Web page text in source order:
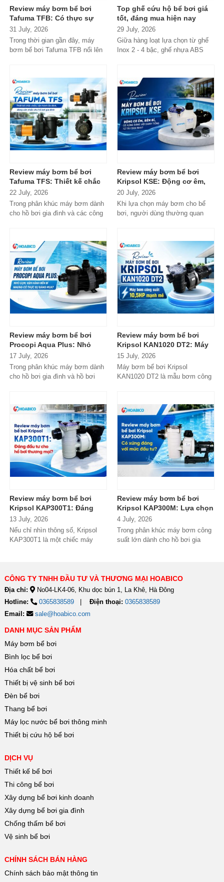
Review máy bơm bể bơi
Tafuma TFB: Có thực sự
đáng mua trong phân khúc
phổ thông?
31 July, 2026
Trong thời gian gần đây, máy
bơm bể bơi Tafuma TFB nổi lên
Top ghế cứu hộ bể bơi giá
tốt, đáng mua hiện nay
29 July, 2026
Giữa hàng loạt lựa chọn từ ghế
Inox 2 - 4 bậc, ghế nhựa ABS
Review máy bơm bể bơi
Tafuma TFS: Thiết kế chắc
chắn, vận hành ổn định,
đáng cân nhắc cho hồ bơi
gia đình
22 July, 2026
Trong phân khúc máy bơm dành
cho hồ bơi gia đình và các công
Review máy bơm bể bơi
Kripsol KSE: Động cơ êm,
bền bỉ, có xứng đáng với
danh tiếng từ Tây Ban Nha?
20 July, 2026
Khi lựa chọn máy bơm cho bể
bơi, người dùng thường quan
Review máy bơm bể bơi
Procopi Aqua Plus: Nhỏ
gọn, vận hành bền bỉ
nhưng có thực sự đáng
mua?
17 July, 2026
Trong phân khúc máy bơm dành
cho hồ bơi gia đình và hồ bơi
Review máy bơm bể bơi
Kripsol KAN1020 DT2: Máy
bơm công suất lớn có đáng
đầu tư?
15 July, 2026
Máy bơm bể bơi Kripsol
KAN1020 DT2 là mẫu bơm công
Review máy bơm bể bơi
Kripsol KAP300T1: Đáng
đầu tư cho hồ bơi thương
mại?
13 July, 2026
Nếu chỉ nhìn thông số, Kripsol
KAP300T1 là một chiếc máy
Review máy bơm bể bơi
Kripsol KAP300M: Lựa chọn
đáng tiền cho hồ bơi
thương mại?
4 July, 2026
Trong phân khúc máy bơm công
suất lớn dành cho hồ bơi gia
CÔNG TY TNHH ĐẦU TƯ VÀ THƯƠNG MẠI HOABICO
Địa chỉ:
No04-LK4-06, Khu dọc bún 1, La Khê, Hà Đông
Hotline:
0365838589 Điện thoại: 0365838589
Email:
sale@hoabico.com
DANH MỤC SẢN PHẨM
Máy bơm bể bơi
Bình lọc bể bơi
Hóa chất bể bơi
Thiết bị vệ sinh bể bơi
Đèn bể bơi
Thang bể bơi
Máy lọc nước bể bơi thông minh
Thiết bị cứu hộ bể bơi
DỊCH VỤ
Thiết kế bể bơi
Thi công bể bơi
Xây dựng bể bơi kinh doanh
Xây dựng bể bơi gia đình
Chống thấm bể bơi
Vệ sinh bể bơi
CHÍNH SÁCH BÁN HÀNG
Chính sách bảo mật thông tin